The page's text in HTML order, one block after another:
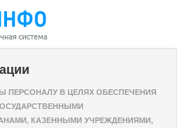
ПЕРСОНАЛУ В ЦЕЛЯХ ОБЕСПЕЧЕНИЯ
КАЗЕННЫМИ УЧРЕЖДЕНИЯМИ,